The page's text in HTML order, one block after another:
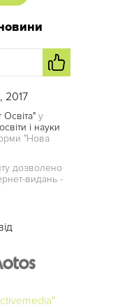
2017
у
і науки
"Нова
дозволено
видань -